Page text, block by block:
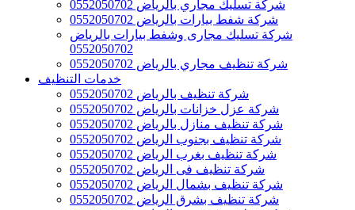
شركة تسليك مجاري بالرياض 0552050702
شركة شفط بيارات بالرياض 0552050702
شركة تسليك مجارى وشفط بيارات بالرياض
0552050702
شركة تنظيف مجاري بالرياض 0552050702
خدمات التنظيف
شركة تنظيف بالرياض 0552050702
شركة عزل خزانات بالرياض 0552050702
شركة تنظيف منازل بالرياض 0552050702
شركة تنظيف بجنوب الرياض 0552050702
شركة تنظيف بغرب الرياض 0552050702
شركة تنظيف فى الرياض 0552050702
شركة تنظيف بشمال الرياض 0552050702
شركة تنظيف بشرق الرياض 0552050702